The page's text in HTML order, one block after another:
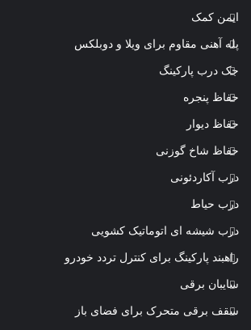
ایمن کمک
پله آهنی مقاوم برای ویلا و دوبلکس
جک درب پارکینگ
حفاظ پنجره
حفاظ دیوار
حفاظ شاخ گوزنی
درب آکاردئونی
درب حیاط
درب شیشه ای اتوماتیک کشویی
راهبند پارکینگ برای کنترل تردد خودرو
سایبان برقی
سقف برقی متحرک برای فضای باز